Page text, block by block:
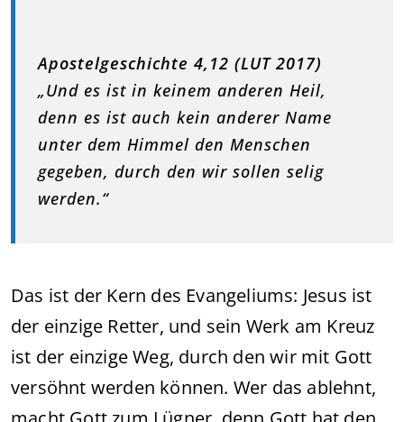
Apostelgeschichte 4,12 (LUT 2017)
„Und es ist in keinem anderen Heil,
denn es ist auch kein anderer Name
unter dem Himmel den Menschen
gegeben, durch den wir sollen selig
werden.“
Das ist der Kern des Evangeliums: Jesus ist
der einzige Retter, und sein Werk am Kreuz
ist der einzige Weg, durch den wir mit Gott
versöhnt werden können. Wer das ablehnt,